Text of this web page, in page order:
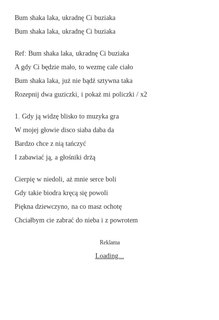
Bum shaka laka, ukradnę Ci buziaka
Bum shaka laka, ukradnę Ci buziaka
Ref: Bum shaka laka, ukradnę Ci buziaka
A gdy Ci będzie mało, to wezmę cale ciało
Bum shaka laka, już nie bądź sztywna taka
Rozepnij dwa guziczki, i pokaż mi policzki / x2
1. Gdy ją widzę blisko to muzyka gra
W mojej głowie disco siaba daba da
Bardzo chce z nią tańczyć
I zabawiać ją, a głośniki drżą
Cierpię w niedoli, aż mnie serce boli
Gdy takie biodra kręcą się powoli
Piękna dziewczyno, na co masz ochotę
Chciałbym cie zabrać do nieba i z powrotem
Reklama
Loading...